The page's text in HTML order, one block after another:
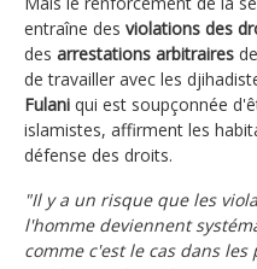
entraîne des violations des
des arrestations arbitraires
de travailler avec les
Fulani qui est soupçonnée
islamistes, affirment les
défense des droits.
"Il y a un risque que les
l'homme deviennent
comme c'est le cas dans les